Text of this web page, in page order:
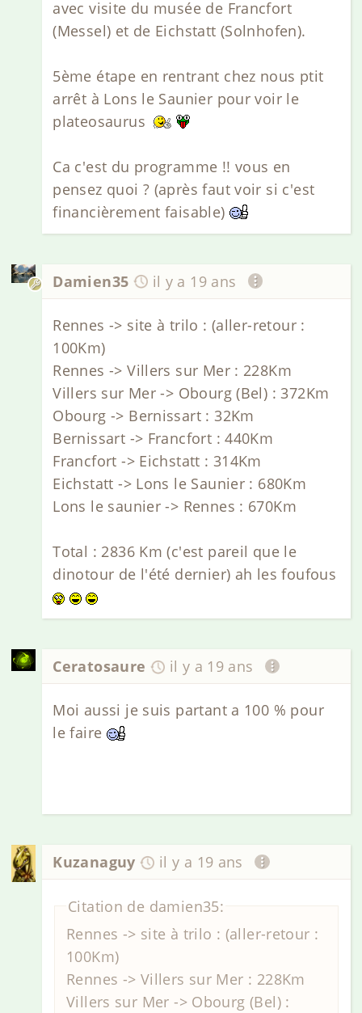
avec visite du musée de Francfort
(Messel) et de Eichstatt (Solnhofen).
5ème étape en rentrant chez nous ptit
arrêt à Lons le Saunier pour voir le
plateosaurus
Ca c'est du programme !! vous en
pensez quoi ? (après faut voir si c'est
financièrement faisable)
Damien35 il y a 19 ans
Rennes -> site à trilo : (aller-retour :
100Km)
Rennes -> Villers sur Mer : 228Km
Villers sur Mer -> Obourg (Bel) : 372Km
Obourg -> Bernissart : 32Km
Bernissart -> Francfort : 440Km
Francfort -> Eichstatt : 314Km
Eichstatt -> Lons le Saunier : 680Km
Lons le saunier -> Rennes : 670Km
Total : 2836 Km (c'est pareil que le
dinotour de l'été dernier) ah les foufous
Ceratosaure il y a 19 ans
Moi aussi je suis partant a 100 % pour
le faire
Kuzanaguy il y a 19 ans
Citation de damien35:
Rennes -> site à trilo : (aller-retour :
100Km)
Rennes -> Villers sur Mer : 228Km
Villers sur Mer -> Obourg (Bel) :